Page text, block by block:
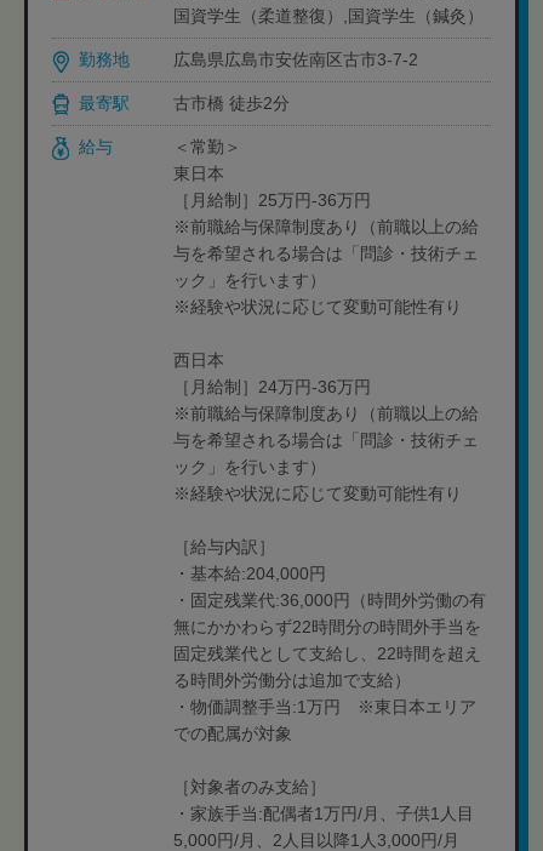
国資学生（柔道整復）,国資学生（鍼灸）
勤務地 広島県広島市安佐南区古市3-7-2
最寄駅 古市橋 徒歩2分
給与
＜常勤＞
東日本
［月給制］25万円-36万円
※前職給与保障制度あり（前職以上の給
与を希望される場合は「問診・技術チェ
ック」を行います）
※経験や状況に応じて変動可能性有り
西日本
［月給制］24万円-36万円
※前職給与保障制度あり（前職以上の給
与を希望される場合は「問診・技術チェ
ック」を行います）
※経験や状況に応じて変動可能性有り
［給与内訳］
・基本給:204,000円
・固定残業代:36,000円（時間外労働の有
無にかかわらず22時間分の時間外手当を
固定残業代として支給し、22時間を超え
る時間外労働分は追加で支給）
・物価調整手当:1万円 ※東日本エリア
での配属が対象
［対象者のみ支給］
・家族手当:配偶者1万円/月、子供1人目
5,000円/月、2人目以降1人3,000円/月